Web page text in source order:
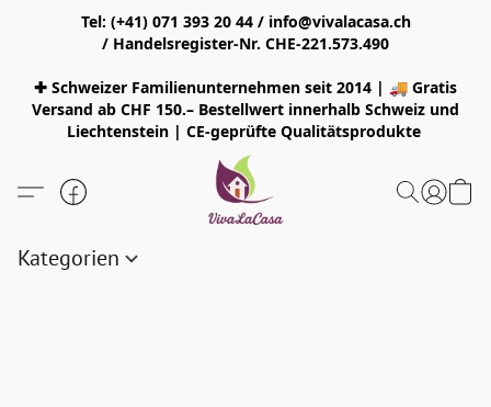
Tel: (+41) 071 393 20 44 / info@vivalacasa.ch
/ Handelsregister-Nr. CHE-221.573.490
✚ Schweizer Familienunternehmen seit 2014 | 🚚 Gratis
Versand ab CHF 150.– Bestellwert innerhalb Schweiz und
Liechtenstein | CE-geprüfte Qualitätsprodukte
Kategorien